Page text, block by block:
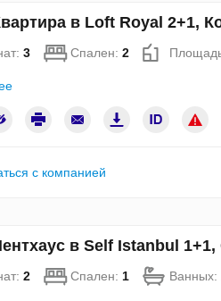
в Loft Royal 2+1,
3 Спален: 2
с компанией
в Self Istanbul
2 Спален: 1 Ванных: